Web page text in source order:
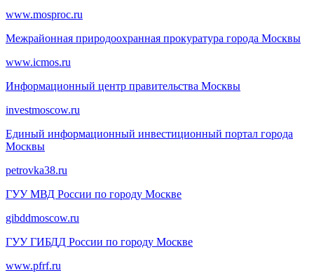
www.mosproc.ru
Межрайонная природоохранная прокуратура города Москвы
www.icmos.ru
Информационный центр правительства Москвы
investmoscow.ru
Единый информационный инвестиционный портал города
Москвы
petrovka38.ru
ГУУ МВД России по городу Москве
gibddmoscow.ru
ГУУ ГИБДД России по городу Москве
www.pfrf.ru